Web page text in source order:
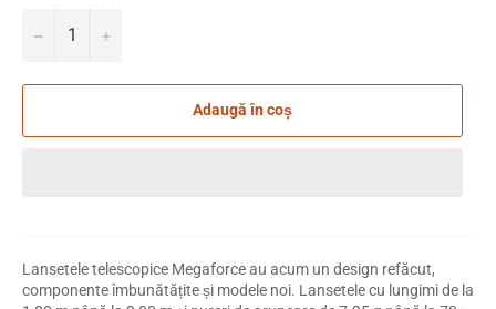
− +
Adaugă în coș
Lansetele telescopice Megaforce au acum un design refăcut,
componente îmbunătățite și modele noi. Lansetele cu lungimi de la